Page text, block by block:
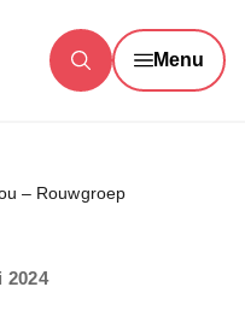
Menu
– Rouwgroep
2024